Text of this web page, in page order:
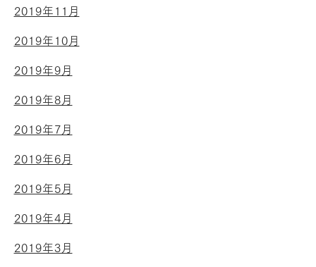
2019年11月
2019年10月
2019年9月
2019年8月
2019年7月
2019年6月
2019年5月
2019年4月
2019年3月